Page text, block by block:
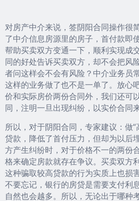
对房产中介来说，签阴阳合同操作很
了中介信息房源里的房子，首付款即
帮助买卖双方变通一下，顺利实现成
同的好处告诉买卖双方，却不会把风
者问这样会不会有风险？中介业务员
这样的业务做了也不是一单了。放心
价和实际房价两份合同外，我们还可
同，注明一旦出现纠纷，以实价合同
所以，对于阴阳合同，专家建议：做
贷款，降低了首付压力，但却为以后
方产生纠纷时，对于价格不一的两份
格来确定房款就存在争议。买卖双方
这种骗取较高贷款的行为实质上也损
不要忘记，银行的房贷是需要支付利
自然也会越多。所以，无论出于哪种